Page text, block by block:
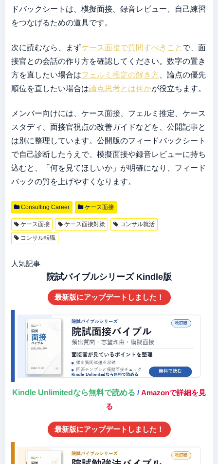
ドバックシートは、模擬面接、録音レビュー、自己練習
をつなげるための道具です。
次に読むなら、まずケース面接で質問すべきこと で、面
接官との会話の作り方を確認してください。数字の置き
方を直したい場合はフェルミ推定の解き方 、論点の優先
順位を直したい場合は論点思考とは何かが役立ちます。
メンバー向けには、ケース面接、フェルミ推定、ケース
スタディ、面接官視点の改善ガイドなどを、公開記事と
は別に整理しています。公開版のフィードバックシート
で自己診断したうえで、模擬面接や録音レビューに持ち
込むと、「何を見てほしいか」が明確になり、フィード
バックの質を上げやすくなります。
Consulting Career ケース面接
ケース面接 ケース面接対策
コンサル就活
コンサル転職
人気記事
院試バイブルシリーズ Kindle版
最新版にアップデートしました！
Kindle Unlimitedなら無料で読める / Amazonで詳細を見
る
最新版にアップデートしました！